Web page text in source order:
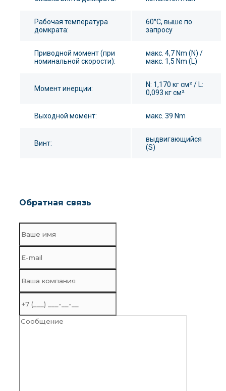
Рабочая температура
домкрата:
60°С, выше по
запросу
Приводной момент (при
номинальной скорости):
макс. 4,7 Nm (N) /
макс. 1,5 Nm (L)
Момент инерции:
N: 1,170 кг см² / L:
0,093 кг см²
Выходной момент: макс. 39 Nm
Винт:
выдвигающийся
(S)
Обратная связь